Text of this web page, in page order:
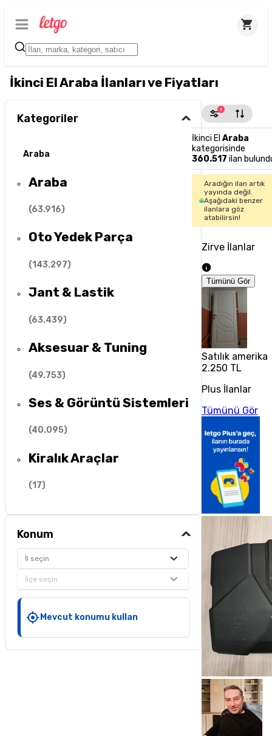
İkinci El Araba İlanları ve Fiyatları
Kategoriler
Araba
Araba
(63.916)
Oto Yedek Parça
(143.297)
Jant & Lastik
(63.439)
Aksesuar & Tuning
(49.753)
Ses & Görüntü Sistemleri
(40.095)
Kiralık Araçlar
(17)
Konum
İl seçin
İlçe seçin
Mevcut konumu kullan
1
İkinci El Araba
kategorisinde
360.517 ilan
Aradığın ilan artık
yayında değil.
Aşağıdaki benzer
ilanlara göz
atabilirsin!
Zirve İlanlar
Tümünü Gör
Satılık
2.250 TL
Plus İlanlar
Tümünü Gör